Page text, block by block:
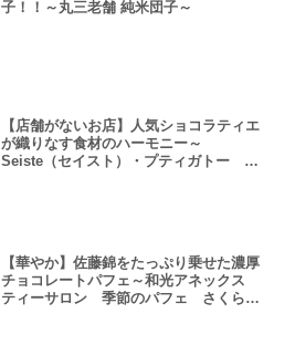
子！！～丸三老舗 純米団子～
【店舗がないお店】人気ショコラティエ
が織りなす食材のハーモニー～
Seiste（セイスト）・プティガトー タ
【華やか】佐藤錦をたっぷり乗せた濃厚
チョコレートパフェ～和光アネックス
ティーサロン 季節のパフェ さくらん